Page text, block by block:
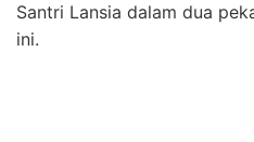
Santri Lansia dalam dua
ini.